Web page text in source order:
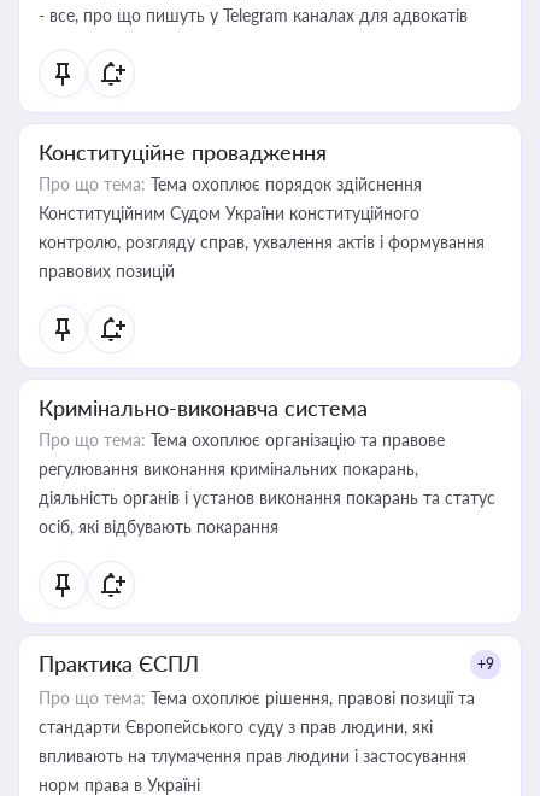
- все, про що пишуть у Telegram каналах для адвокатів
Конституційне провадження
Про що тема: Тема охоплює порядок здійснення
Конституційним Судом України конституційного
контролю, розгляду справ, ухвалення актів і формування
правових позицій
Кримінально-виконавча система
Про що тема: Тема охоплює організацію та правове
регулювання виконання кримінальних покарань,
діяльність органів і установ виконання покарань та статус
осіб, які відбувають покарання
Практика ЄСПЛ +9
Про що тема: Тема охоплює рішення, правові позиції та
стандарти Європейського суду з прав людини, які
впливають на тлумачення прав людини і застосування
норм права в Україні